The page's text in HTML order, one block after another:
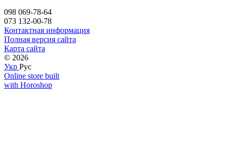
098 069-78-64
073 132-00-78
Контактная информация
Полная версия сайта
Карта сайта
© 2026
Укр Рус
Online store built
with Horoshop